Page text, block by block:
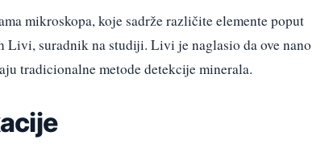
mikroskopa, koje sadrže različite elemente poput
suradnik na studiji. Livi je naglasio da ove nano
tradicionalne metode detekcije minerala.